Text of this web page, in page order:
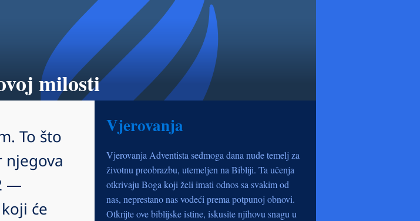
milosti
To što
njegova
—
će
Vjerovanja
Vjerovanja Adventista sedmoga dana nude temelj za
životnu preobrazbu, utemeljen na Bibliji. Ta učenja
otkrivaju Boga koji želi imati odnos sa svakim od
nas, neprestano nas vodeći prema potpunoj obnovi.
Otkrijte ove biblijske istine, iskusite njihovu snagu u